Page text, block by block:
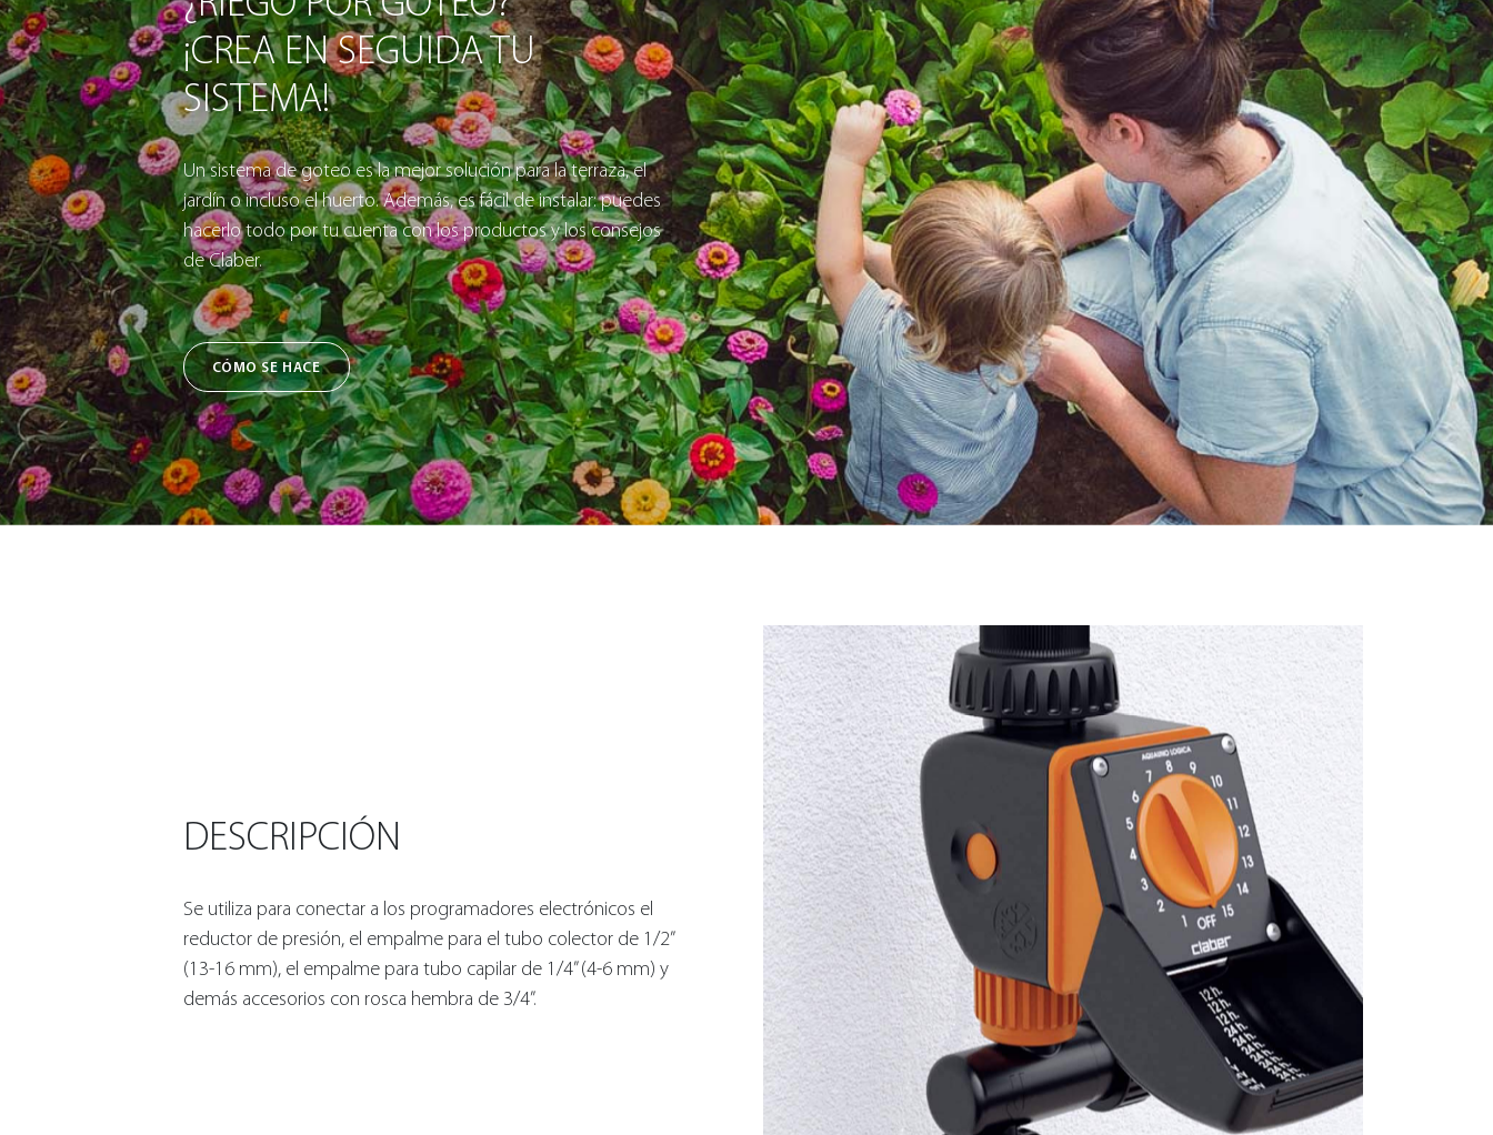
¡CREA EN SEGUIDA TU
SISTEMA!
Un sistema de goteo es la mejor solución para la terraza, el
jardín o incluso el huerto. Además, es fácil de instalar: puedes
hacerlo todo por tu cuenta con los productos y los consejos
de Claber.
CÓMO SE HACE
DESCRIPCIÓN
Se utiliza para conectar a los programadores electrónicos el
reductor de presión, el empalme para el tubo colector de 1/2”
(13-16 mm), el empalme para tubo capilar de 1/4” (4-6 mm) y
demás accesorios con rosca hembra de 3/4”.